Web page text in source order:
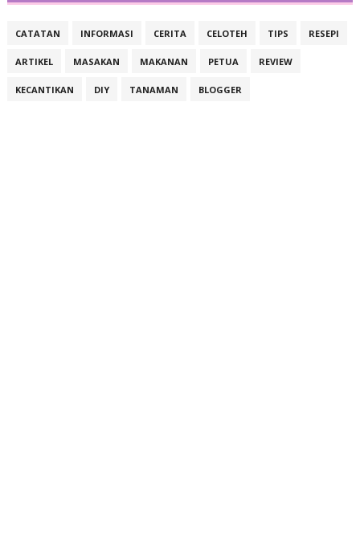
CATATAN INFORMASI CERITA CELOTEH TIPS RESEPI
ARTIKEL MASAKAN MAKANAN PETUA REVIEW
KECANTIKAN DIY TANAMAN BLOGGER